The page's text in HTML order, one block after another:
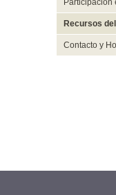
Participación
Recursos
Contacto y